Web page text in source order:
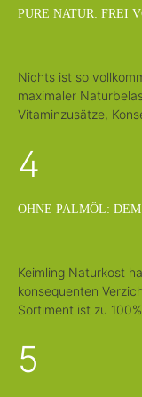
PURE NATUR: FREI
Nichts ist so
maximaler
Vitaminzusätze,
4
OHNE PALMÖL:
Keimling Naturkost
konsequenten
Sortiment ist zu
5